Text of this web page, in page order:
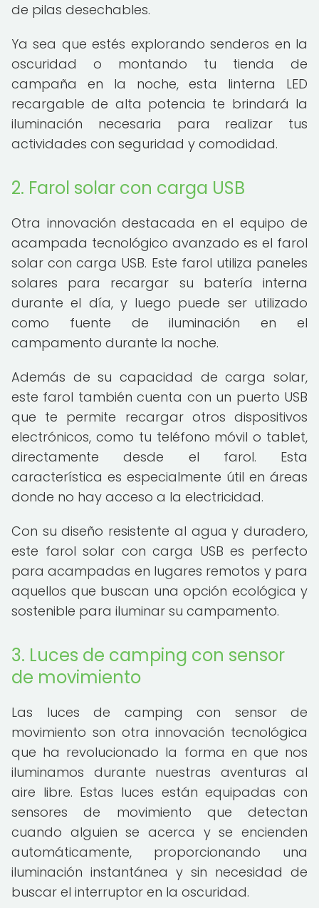
de pilas desechables.
Ya sea que estés explorando senderos en la
oscuridad o montando tu tienda de
campaña en la noche, esta linterna LED
recargable de alta potencia te brindará la
iluminación necesaria para realizar tus
actividades con seguridad y comodidad.
2. Farol solar con carga USB
Otra innovación destacada en el equipo de
acampada tecnológico avanzado es el farol
solar con carga USB. Este farol utiliza paneles
solares para recargar su batería interna
durante el día, y luego puede ser utilizado
como fuente de iluminación en el
campamento durante la noche.
Además de su capacidad de carga solar,
este farol también cuenta con un puerto USB
que te permite recargar otros dispositivos
electrónicos, como tu teléfono móvil o tablet,
directamente desde el farol. Esta
característica es especialmente útil en áreas
donde no hay acceso a la electricidad.
Con su diseño resistente al agua y duradero,
este farol solar con carga USB es perfecto
para acampadas en lugares remotos y para
aquellos que buscan una opción ecológica y
sostenible para iluminar su campamento.
3. Luces de camping con sensor
de movimiento
Las luces de camping con sensor de
movimiento son otra innovación tecnológica
que ha revolucionado la forma en que nos
iluminamos durante nuestras aventuras al
aire libre. Estas luces están equipadas con
sensores de movimiento que detectan
cuando alguien se acerca y se encienden
automáticamente, proporcionando una
iluminación instantánea y sin necesidad de
buscar el interruptor en la oscuridad.